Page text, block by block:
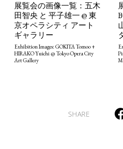
REVIEWS
展覧会の画像一覧：五木
田智央 と 平子雄一 @ 東
京オペラシティ アート
ギャラリー
Exhibition Images: GOKITA Tomoo +
HIRAKO Yuichi @ Tokyo Opera City
Art Gallery
SHARE